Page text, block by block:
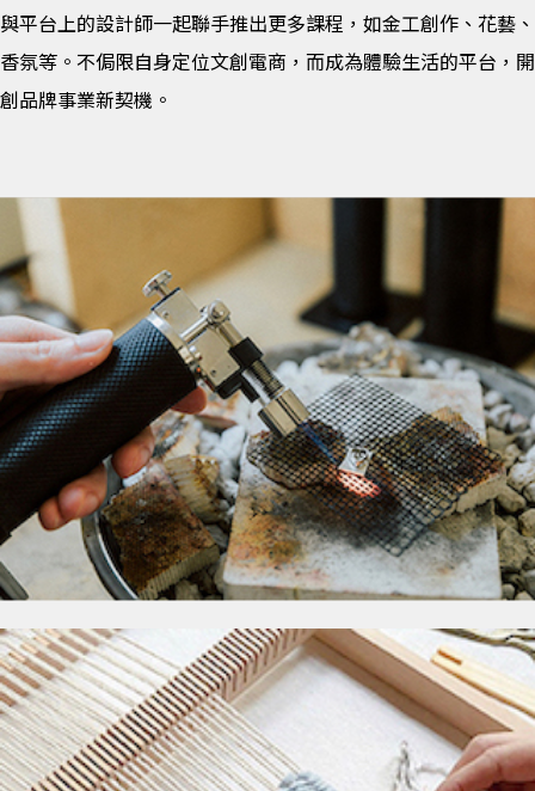
與平台上的設計師一起聯手推出更多課程，如金工創作、花藝、
香氛等。不侷限自身定位文創電商，而成為體驗生活的平台，開
創品牌事業新契機。